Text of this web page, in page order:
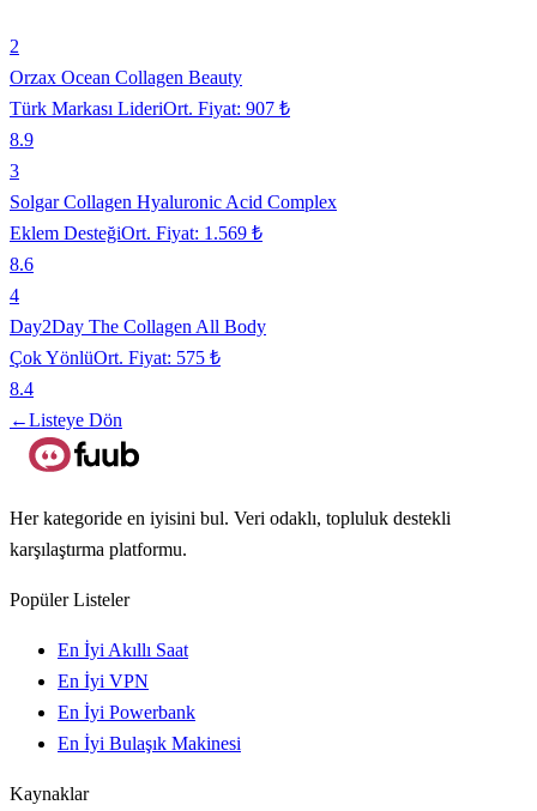
2
Orzax Ocean Collagen Beauty
Türk Markası LideriOrt. Fiyat: 907 ₺
8.9
3
Solgar Collagen Hyaluronic Acid Complex
Eklem DesteğiOrt. Fiyat: 1.569 ₺
8.6
4
Day2Day The Collagen All Body
Çok YönlüOrt. Fiyat: 575 ₺
8.4
←Listeye Dön
Her kategoride en iyisini bul. Veri odaklı, topluluk destekli
karşılaştırma platformu.
Popüler Listeler
En İyi Akıllı Saat
En İyi VPN
En İyi Powerbank
En İyi Bulaşık Makinesi
Kaynaklar